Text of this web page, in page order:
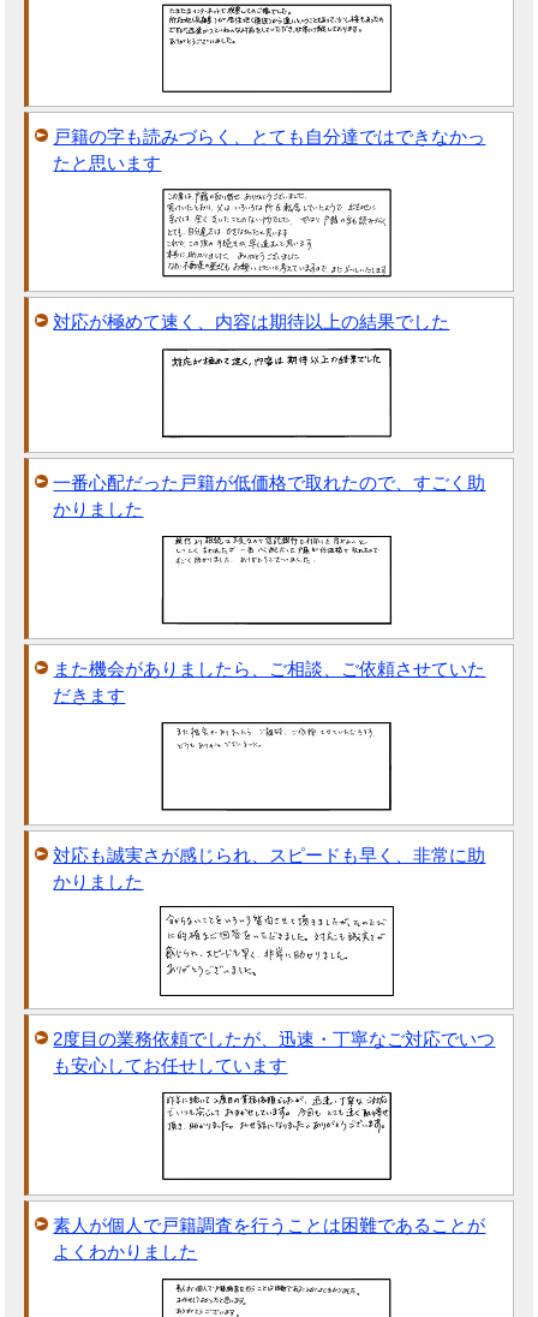
戸籍の字も読みづらく、とても自分達ではできなかっ
たと思います
対応が極めて速く、内容は期待以上の結果でした
一番心配だった戸籍が低価格で取れたので、すごく助
かりました
また機会がありましたら、ご相談、ご依頼させていた
だきます
対応も誠実さが感じられ、スピードも早く、非常に助
かりました
2度目の業務依頼でしたが、迅速・丁寧なご対応でいつ
も安心してお任せしています
素人が個人で戸籍調査を行うことは困難であることが
よくわかりました